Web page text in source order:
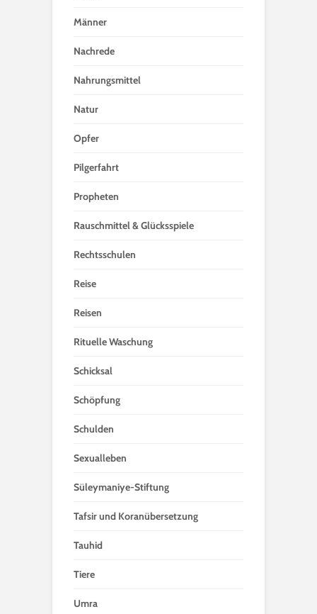
Männer
Nachrede
Nahrungsmittel
Natur
Opfer
Pilgerfahrt
Propheten
Rauschmittel & Glücksspiele
Rechtsschulen
Reise
Reisen
Rituelle Waschung
Schicksal
Schöpfung
Schulden
Sexualleben
Süleymaniye-Stiftung
Tafsir und Koranübersetzung
Tauhid
Tiere
Umra